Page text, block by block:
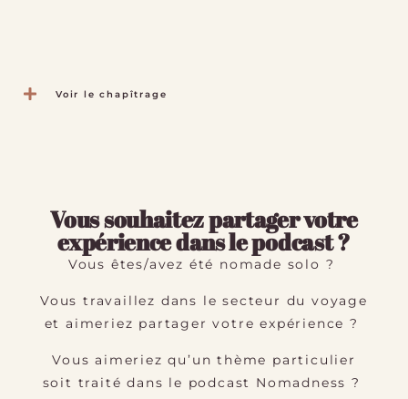
Voir le chapîtrage
Vous souhaitez partager votre
expérience dans le podcast ?
Vous êtes/avez été nomade solo ?
Vous travaillez dans le secteur du voyage
et aimeriez partager votre expérience ?
Vous aimeriez qu’un thème particulier
soit traité dans le podcast Nomadness ?